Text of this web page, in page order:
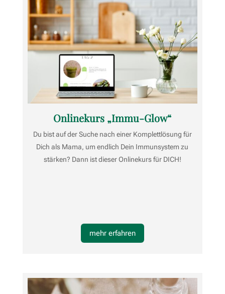
Onlinekurs „Immu-Glow“
Du bist auf der Suche nach einer Komplettlösung für
Dich als Mama, um endlich Dein Immunsystem zu
stärken? Dann ist dieser Onlinekurs für DICH!
mehr erfahren